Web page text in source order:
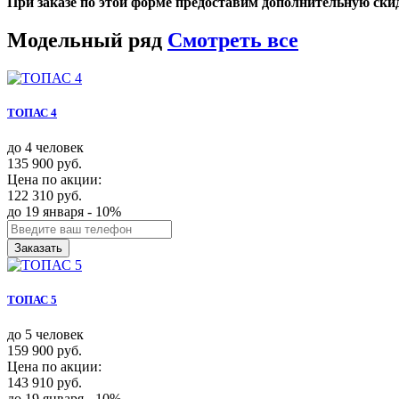
Модельный ряд Смотреть все
ТОПАС 4
до 4 человек
135 900 руб.
Цена по акции:
122 310 руб.
до 19 января - 10%
Заказать
ТОПАС 5
до 5 человек
159 900 руб.
Цена по акции:
143 910 руб.